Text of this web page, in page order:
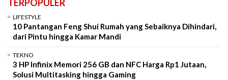
TERPOPULER
LIFESTYLE
10 Pantangan Feng Shui Rumah yang Sebaiknya Dihindari,
dari Pintu hingga Kamar Mandi
TEKNO
3 HP Infinix Memori 256 GB dan NFC Harga Rp1 Jutaan,
Solusi Multitasking hingga Gaming